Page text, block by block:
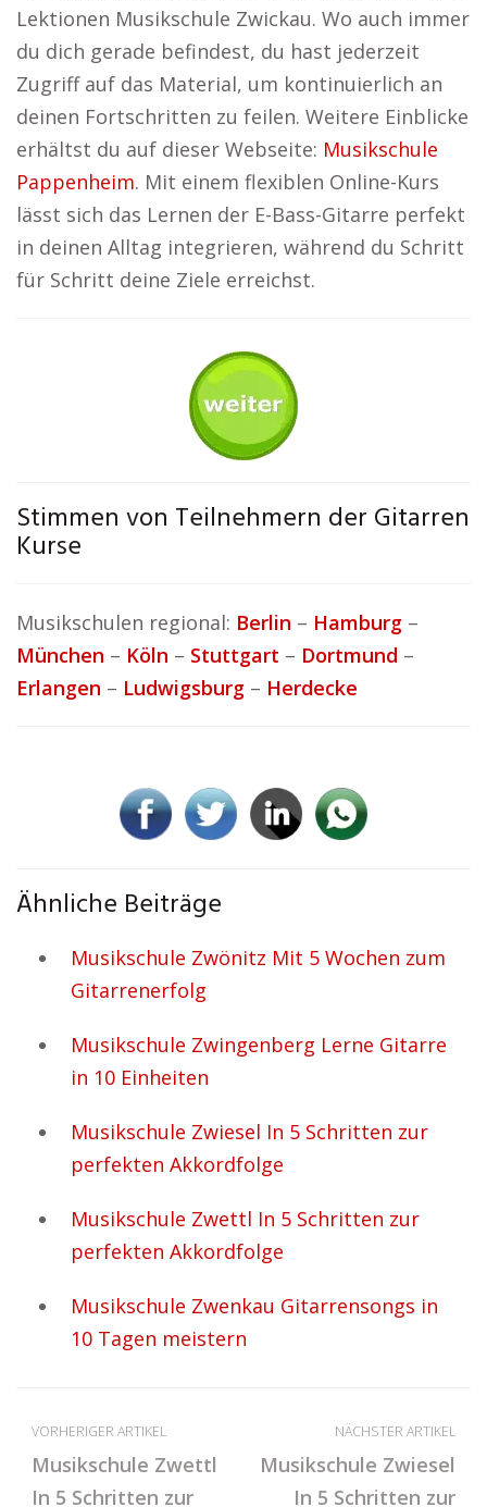
Lektionen Musikschule Zwickau. Wo auch immer
du dich gerade befindest, du hast jederzeit
Zugriff auf das Material, um kontinuierlich an
deinen Fortschritten zu feilen. Weitere Einblicke
erhältst du auf dieser Webseite: Musikschule
Pappenheim. Mit einem flexiblen Online-Kurs
lässt sich das Lernen der E-Bass-Gitarre perfekt
in deinen Alltag integrieren, während du Schritt
für Schritt deine Ziele erreichst.
Stimmen von Teilnehmern der Gitarren
Kurse
Musikschulen regional: Berlin – Hamburg –
München – Köln – Stuttgart – Dortmund –
Erlangen – Ludwigsburg – Herdecke
Ähnliche Beiträge
Musikschule Zwönitz Mit 5 Wochen zum
Gitarrenerfolg
Musikschule Zwingenberg Lerne Gitarre
in 10 Einheiten
Musikschule Zwiesel In 5 Schritten zur
perfekten Akkordfolge
Musikschule Zwettl In 5 Schritten zur
perfekten Akkordfolge
Musikschule Zwenkau Gitarrensongs in
10 Tagen meistern
VORHERIGER ARTIKEL
Musikschule Zwettl
In 5 Schritten zur
NÄCHSTER ARTIKEL
Musikschule Zwiesel
In 5 Schritten zur